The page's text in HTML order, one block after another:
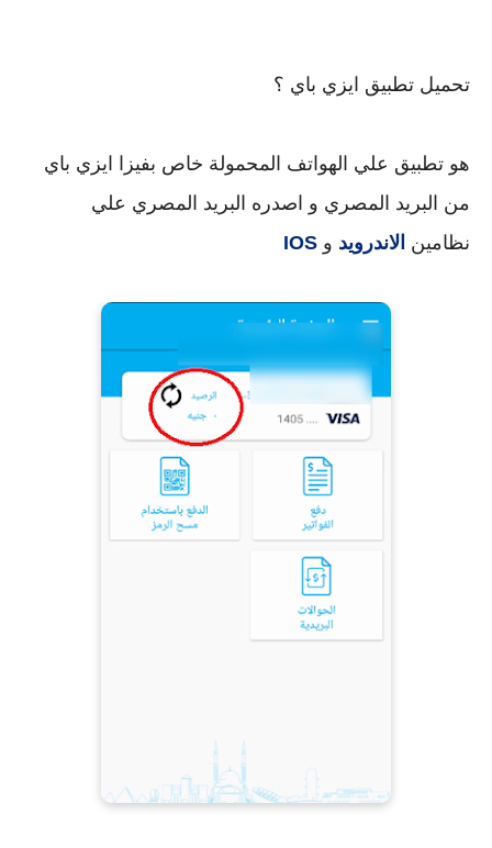
تحميل تطبيق ايزي باي ؟
هو تطبيق علي الهواتف المحمولة خاص بفيزا ايزي باي
من البريد المصري و اصدره البريد المصري علي
نظامين الاندرويد و IOS